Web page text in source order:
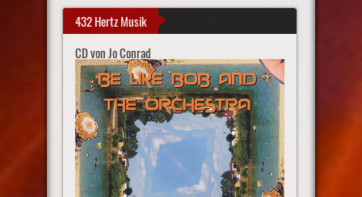
432 Hertz Musik
CD von Jo Conrad